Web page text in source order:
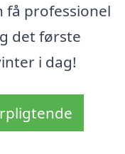
få professionel
det første
i dag!